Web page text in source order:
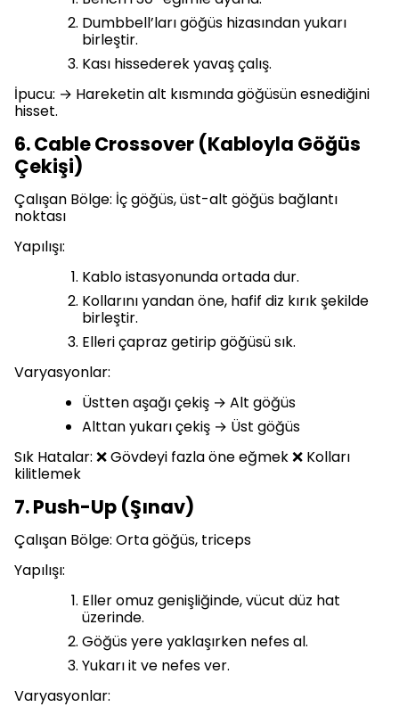
Dumbbell’ları göğüs hizasından yukarı
birleştir.
Kası hissederek yavaş çalış.
İpucu: → Hareketin alt kısmında göğüsün esnediğini
hisset.
6. Cable Crossover (Kabloyla Göğüs
Çekişi)
Çalışan Bölge: İç göğüs, üst-alt göğüs bağlantı
noktası
Yapılışı:
Kablo istasyonunda ortada dur.
Kollarını yandan öne, hafif diz kırık şekilde
birleştir.
Elleri çapraz getirip göğüsü sık.
Varyasyonlar:
Üstten aşağı çekiş → Alt göğüs
Alttan yukarı çekiş → Üst göğüs
Sık Hatalar: ❌ Gövdeyi fazla öne eğmek ❌ Kolları
kilitlemek
7. Push-Up (Şınav)
Çalışan Bölge: Orta göğüs, triceps
Yapılışı:
Eller omuz genişliğinde, vücut düz hat
üzerinde.
Göğüs yere yaklaşırken nefes al.
Yukarı it ve nefes ver.
Varyasyonlar: